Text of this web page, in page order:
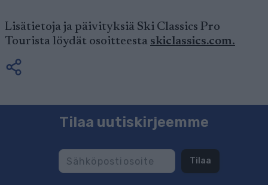
Lisätietoja ja päivityksiä Ski Classics Pro
Tourista löydät osoitteesta skiclassics.com.
Tilaa uutiskirjeemme
Tilaa